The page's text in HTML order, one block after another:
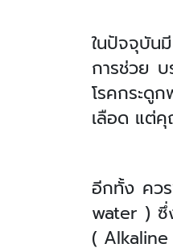
ในปัจจุบัน
การช่วย
โรคกระดู
เลือด แต่
อีกทั้ง คว
water ) ซึ่
( Alkaline